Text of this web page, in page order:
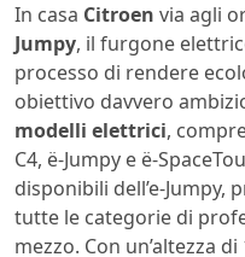
In casa Citroen via agli
Jumpy, il furgone
processo di rendere
obiettivo davvero
modelli elettrici,
C4, ë-Jumpy e ë-
disponibili dell’e-
tutte le categorie di
mezzo. Con un’altezza